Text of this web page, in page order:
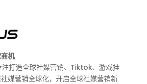
机
打造全球社媒营销、Tiktok、游戏挂
媒营销全球化，开启全球社媒营销新